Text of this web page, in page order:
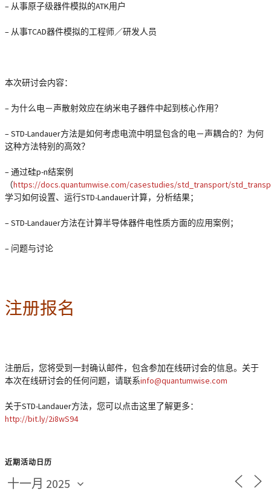
– 从事原子级器件模拟的ATK用户
– 从事TCAD器件模拟的工程师／研发人员
本次研讨会内容：
– 为什么电－声散射效应在纳米电子器件中起到核心作用？
– STD-Landauer方法是如何考虑电流中明显包含的电－声耦合的？为何
这种方法特别的高效？
– 通过硅p-n结案例
（https://docs.quantumwise.com/casestudies/std_transport/
学习如何设置、运行STD-Landauer计算，分析结果；
– STD-Landauer方法在计算半导体器件电性质方面的应用案例；
– 问题与讨论
注册报名
注册后，您将受到一封确认邮件，包含参加在线研讨会的信息。关于
本次在线研讨会的任何问题，请联系info@quantumwise.com
关于STD-Landauer方法，您可以点击这里了解更多：
http://bit.ly/2i8wS94
近期活动日历